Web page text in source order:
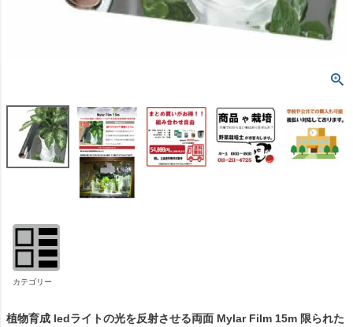
カテゴリー
植物育成 ledライトの光を反射させる両面 Mylar Film 15m 限られた